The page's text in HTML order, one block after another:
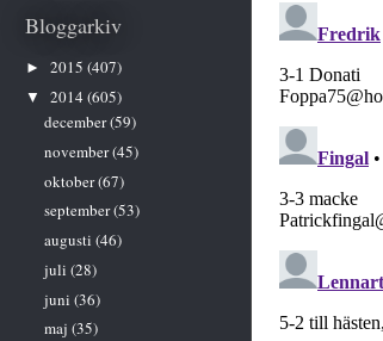
Bloggarkiv
► 2015 (407)
▼ 2014 (605)
december(59)
november(45)
oktober(67)
september(53)
augusti (46)
juli (28)
juni (36)
maj (35)